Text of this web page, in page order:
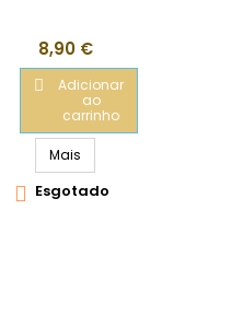
Preço
8,90 €

Adicionar
ao
carrinho
Mais
 Esgotado